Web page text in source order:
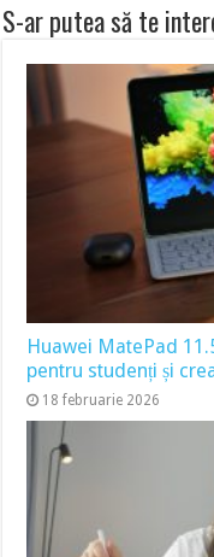
S-ar putea să te
Huawei MatePad
pentru studenți și
18 februarie 2026